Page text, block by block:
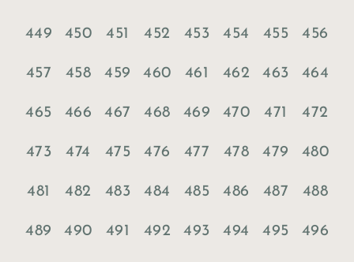
449 450 451 452 453 454 455 456
457 458 459 460 461 462 463 464
465 466 467 468 469 470 471 472
473 474 475 476 477 478 479 480
481 482 483 484 485 486 487 488
489 490 491 492 493 494 495 496